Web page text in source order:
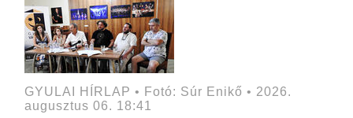
GYULAI HÍRLAP • Fotó: Súr Enikő • 2026.
augusztus 06. 18:41